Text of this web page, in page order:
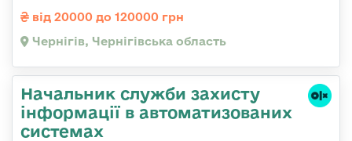
від 20000 до 120000 грн
Чернігів, Чернігівська область
Начальник служби захисту
інформації в автоматизованих
системах